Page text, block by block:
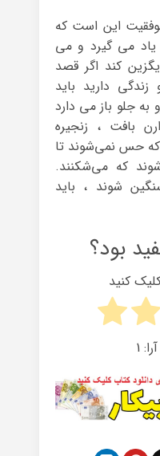
این است که
یاد می گیرد و می
کند اگر قصد
دارید باید
به جلو باز می دارد
بافت ، زنجیره‌
حس نمی‌شوند تا
که می‌شکنند.
شوند ، باید
بود؟
کنید
1